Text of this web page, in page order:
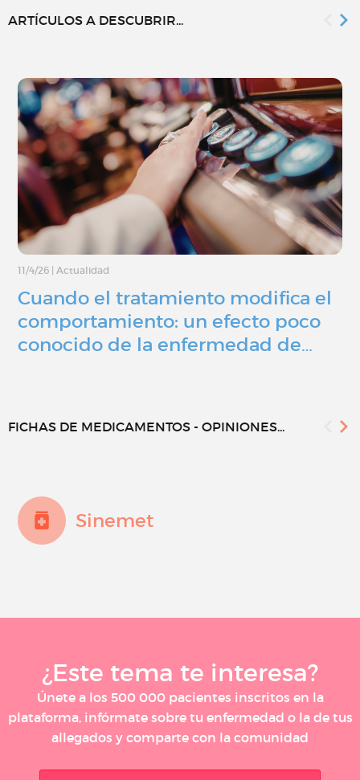
ARTÍCULOS A DESCUBRIR...
11/4/26 Actualidad
Cuando el tratamiento modifica el
comportamiento: un efecto poco
conocido de la enfermedad de…
FICHAS DE MEDICAMENTOS - OPINIONES...
Sinemet
¿Este tema te interesa?
Únete a los 500 000 pacientes inscritos en la
plataforma, infórmate sobre tu enfermedad o la de tus
allegados y comparte con la comunidad